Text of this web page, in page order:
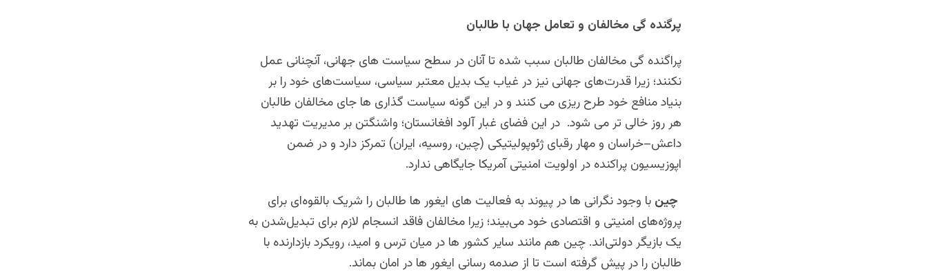
پرگنده گی مخالفان و تعامل جهان با طالبان
پراگنده گی مخالفان طالبان سبب شده تا آنان در سطح سیاست های جهانی، آنچنانی عمل
نکنند؛ زیرا قدرت‌های جهانی نیز در غیاب یک بدیل معتبر سیاسی، سیاست‌های خود را بر
بنیاد منافع خود طرح ریزی می کنند و در این گونه سیاست گذاری ها جای مخالفان طالبان
هر روز خالی تر می شود. در این فضای غبار آلود افغانستان؛ واشنگتن بر مدیریت تهدید
داعش–خراسان و مهار رقبای ژئوپولیتیکی (چین، روسیه، ایران) تمرکز دارد و در ضمن
اپوزیسیون پراکنده در اولویت امنیتی آمریکا جایگاهی ندارد.
چین با وجود نگرانی ها در پیوند به فعالیت های ایغور ها طالبان را شریک بالقوه‌ای برای
پروژه‌های امنیتی و اقتصادی خود می‌بیند؛ زیرا مخالفان فاقد انسجام لازم برای تبدیل‌شدن به
یک بازیگر دولتی‌اند. چین هم مانند سایر کشور ها در میان ترس و امید، رویکرد بازدارنده با
طالبان را در پیش گرفته است تا از صدمه رسانی ایغور ها در امان بماند.